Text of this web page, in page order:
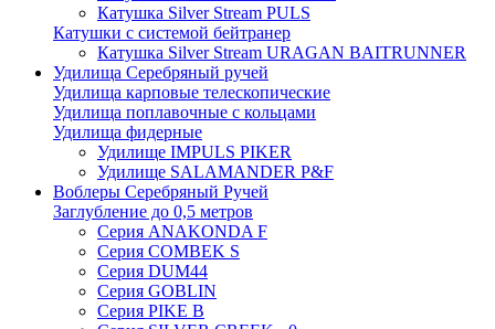
Катушка Silver Stream PULS
Катушки с системой бейтранер
Катушка Silver Stream URAGAN BAITRUNNER
Удилища Серебряный ручей
Удилища карповые телескопические
Удилища поплавочные с кольцами
Удилища фидерные
Удилище IMPULS PIKER
Удилище SALAMANDER P&F
Воблеры Серебряный Ручей
Заглубление до 0,5 метров
Серия ANAKONDA F
Серия COMBEK S
Серия DUM44
Серия GOBLIN
Серия PIKE B